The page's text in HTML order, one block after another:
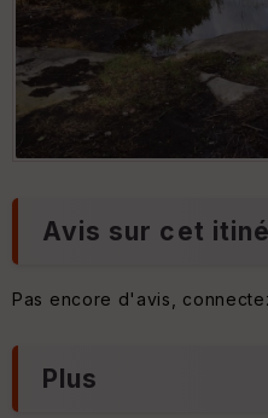
Avis sur cet
Pas encore d'avis,
Plus